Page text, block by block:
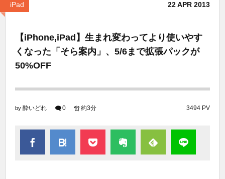
iPad 22APR 2013
【iPhone,iPad】生まれ変わってより使いやす
くなった「そら案内」、5/6まで拡張パックが
50%OFF
by 酔いどれ 0 3494 PV
約3分